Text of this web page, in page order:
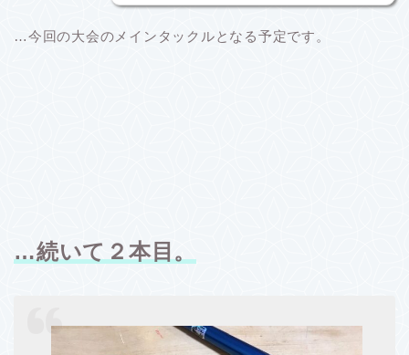
…今回の大会のメインタックルとなる予定です。
…続いて２本目。